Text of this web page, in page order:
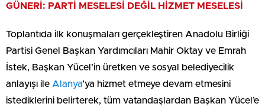
GÜNERİ: PARTİ MESELESİ DEĞİL HİZMET MESELESİ
Toplantıda ilk konuşmaları gerçekleştiren Anadolu Birliği
Partisi Genel Başkan Yardımcıları Mahir Oktay ve Emrah
İstek, Başkan Yücel’in üretken ve sosyal belediyecilik
anlayışı ile Alanya’ya hizmet etmeye devam etmesini
istediklerini belirterek, tüm vatandaşlardan Başkan Yücel’e